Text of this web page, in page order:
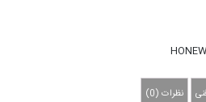
نظرات (0)